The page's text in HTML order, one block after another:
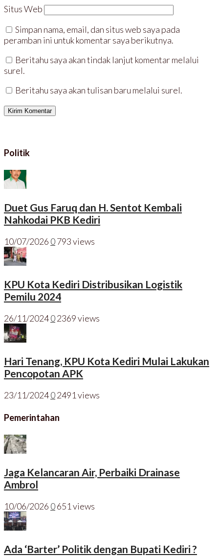
Situs Web
Simpan nama, email, dan situs web saya pada
peramban ini untuk komentar saya berikutnya.
Beritahu saya akan tindak lanjut komentar melalui
surel.
Beritahu saya akan tulisan baru melalui surel.
Politik
Duet Gus Faruq dan H. Sentot Kembali
Nahkodai PKB Kediri
10/07/2026 0793 views
KPU Kota Kediri Distribusikan Logistik
Pemilu 2024
26/11/202402369 views
Hari Tenang, KPU Kota Kediri Mulai Lakukan
Pencopotan APK
23/11/202402491 views
Pemerintahan
Jaga Kelancaran Air, Perbaiki Drainase
Ambrol
10/06/2026 0651 views
Ada ‘Barter’ Politik dengan Bupati Kediri ?